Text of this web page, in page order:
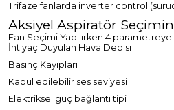
Trifaze fanlarda inverter control
Aksiyel Aspiratör
Fan Seçimi Yapılırken 4
İhtiyaç Duyulan Hava Debisi
Basınç Kayıpları
Kabul edilebilir ses seviyesi
Elektriksel güç bağlantı tipi